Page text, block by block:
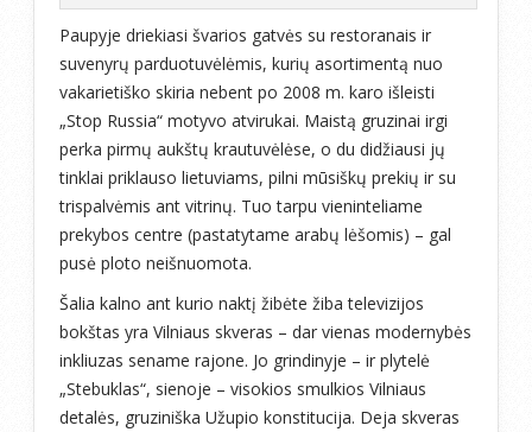
Paupyje driekiasi švarios gatvės su restoranais ir
suvenyrų parduotuvėlėmis, kurių asortimentą nuo
vakarietiško skiria nebent po 2008 m. karo išleisti
„Stop Russia“ motyvo atvirukai. Maistą gruzinai irgi
perka pirmų aukštų krautuvėlėse, o du didžiausi jų
tinklai priklauso lietuviams, pilni mūsiškų prekių ir su
trispalvėmis ant vitrinų. Tuo tarpu vieninteliame
prekybos centre (pastatytame arabų lėšomis) – gal
pusė ploto neišnuomota.
Šalia kalno ant kurio naktį žibėte žiba televizijos
bokštas yra Vilniaus skveras – dar vienas modernybės
inkliuzas sename rajone. Jo grindinyje – ir plytelė
„Stebuklas“, sienoje – visokios smulkios Vilniaus
detalės, gruziniška Užupio konstitucija. Deja skveras